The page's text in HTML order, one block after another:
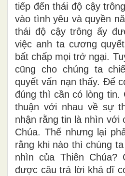
tiếp đến thái độ cậy
vào tình yêu và quyền
thái độ cậy trông ấy
việc anh ta cương
bất chấp mọi trở ngại.
cũng cho chúng ta
quyết vấn nạn thấy. Để
đúng thì cần có lòng tin.
thuận với nhau về sự
nhận rằng tin là nhìn với
Chúa. Thế nhưng lại
rằng khi nào thì chúng
nhìn của Thiên Chúa?
được câu trả lời khả dĩ